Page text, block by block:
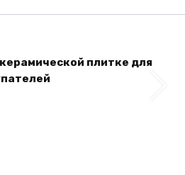
плитке для